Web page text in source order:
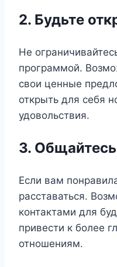
2. Будьте
Не
программой.
свои ценные
открыть для себя
удовольствия.
3.
Если вам
расставаться.
контактами для
привести к более
отношениям.